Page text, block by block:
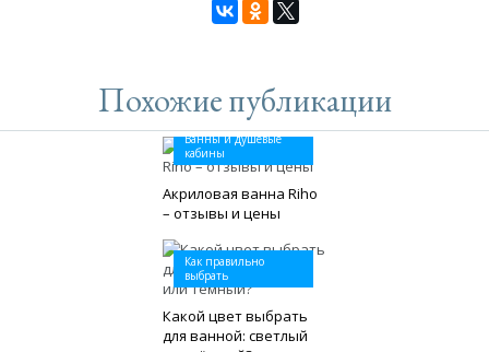
Похожие публикации
Ванны и душевые
кабины
Акриловая ванна Riho
– отзывы и цены
Как правильно
выбрать
Какой цвет выбрать
для ванной: светлый